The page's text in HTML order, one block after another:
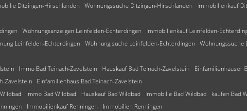
Ditzingen-Hirschlanden Wohnungssuche Ditzingen-Hirschlanden Immobilienkauf
Wohnungsanzeigen Leinfelden-Echterdingen Immobilienkauf Leinfelden-
Leinfelden-Echterdingen Wohnung suche Leinfelden-Echterdingen Wohnungssuche
Immo Bad Teinach-Zavelstein Hauskauf Bad Teinach-Zavelstein Einfamilienhäuser
Zavelstein
Einfamilienhaus Bad Teinach-Zavelstein
Immo Bad Wildbad Hauskauf Bad Wildbad Immobilie Bad Wildbad
kaufen Bad
Immobilienkauf Renningen
Immobilien Renningen